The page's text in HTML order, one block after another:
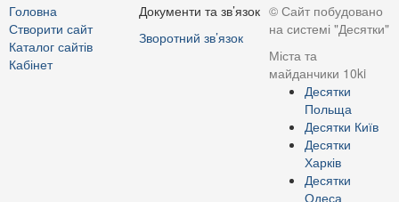
Головна
Створити сайт
Каталог сайтів
Кабінет
Документи та зв’язок
Зворотний зв’язок
© Сайт побудовано
на системі "Десятки"
Міста та
майданчики 10ki
Десятки
Польща
Десятки Київ
Десятки
Харків
Десятки
Одеса